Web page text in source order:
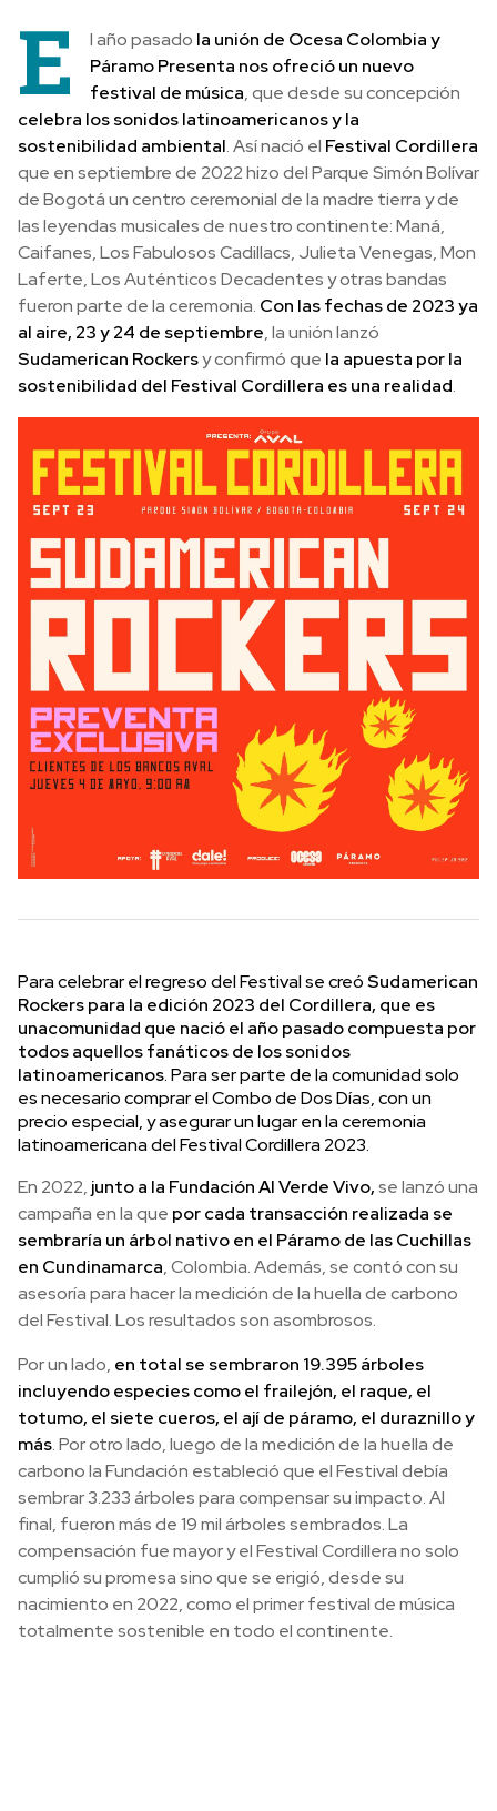
E l año pasado la unión de Ocesa Colombia y
Páramo Presenta nos ofreció un nuevo
festival de música, que desde su concepción
celebra los sonidos latinoamericanos y la
sostenibilidad ambiental. Así nació el Festival Cordillera
que en septiembre de 2022 hizo del Parque Simón Bolívar
de Bogotá un centro ceremonial de la madre tierra y de
las leyendas musicales de nuestro continente: Maná,
Caifanes, Los Fabulosos Cadillacs, Julieta Venegas, Mon
Laferte, Los Auténticos Decadentes y otras bandas
fueron parte de la ceremonia. Con las fechas de 2023 ya
al aire, 23 y 24 de septiembre, la unión lanzó
Sudamerican Rockersy confirmó que la apuesta por la
sostenibilidad del Festival Cordillera es una realidad.
Para celebrar el regreso del Festival se creóSudamerican
Rockers para la edición 2023 del Cordillera, que es
unacomunidad que nació el año pasado compuesta por
todos aquellos fanáticos de los sonidos
latinoamericanos. Para ser parte de la comunidad solo
es necesario comprar el Combo de Dos Días, con un
precio especial, y asegurar un lugar en la ceremonia
latinoamericana del Festival Cordillera 2023.
En 2022, junto a la Fundación Al Verde Vivo,se lanzó una
campaña en la que por cada transacción realizada se
sembraría un árbol nativo en el Páramo de las Cuchillas
en Cundinamarca, Colombia. Además, se contó con su
asesoría para hacer la medición de la huella de carbono
del Festival. Los resultados son asombrosos.
Por un lado, en total se sembraron 19.395 árboles
incluyendo especies como el frailejón, el raque, el
totumo, el siete cueros, el ají de páramo, el duraznillo y
más. Por otro lado, luego de la medición de la huella de
carbono la Fundación estableció que el Festival debía
sembrar 3.233 árboles para compensar su impacto. Al
final, fueron más de 19 mil árboles sembrados. La
compensación fue mayor y el Festival Cordillera no solo
cumplió su promesa sino que se erigió, desde su
nacimiento en 2022, como el primer festival de música
totalmente sostenible en todo el continente.